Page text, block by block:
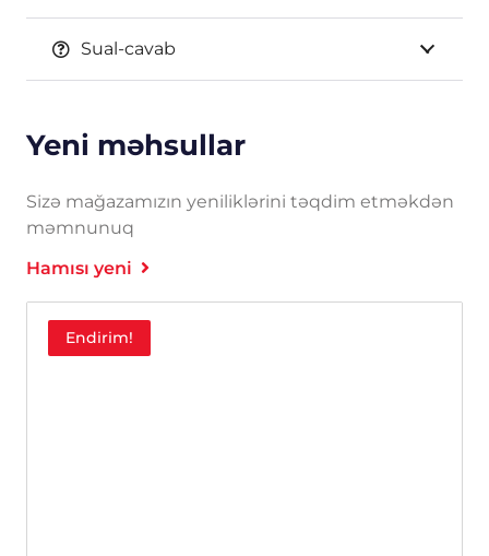
Sual-cavab
Yeni məhsullar
Sizə mağazamızın yeniliklərini təqdim etməkdən
məmnunuq
Hamısı yeni
Endirim!